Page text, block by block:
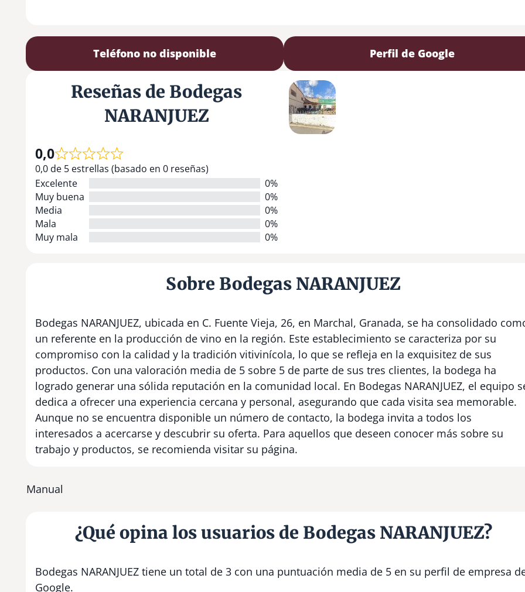
Teléfono no disponible Perfil de Google
Reseñas de Bodegas
NARANJUEZ
0,0
0,0 de 5 estrellas (basado en 0 reseñas)
Excelente
0%
Muy buena
0%
Media
0%
Mala
0%
Muy mala
0%
Sobre Bodegas NARANJUEZ
Bodegas NARANJUEZ, ubicada en C. Fuente Vieja, 26, en Marchal, Granada, se ha consolidado
un referente en la producción de vino en la región. Este establecimiento se caracteriza por su
compromiso con la calidad y la tradición vitivinícola, lo que se refleja en la exquisitez de sus
productos. Con una valoración media de 5 sobre 5 de parte de sus tres clientes, la bodega ha
logrado generar una sólida reputación en la comunidad local. En Bodegas NARANJUEZ, el equipo
dedica a ofrecer una experiencia cercana y personal, asegurando que cada visita sea memorable.
Aunque no se encuentra disponible un número de contacto, la bodega invita a todos los
interesados a acercarse y descubrir su oferta. Para aquellos que deseen conocer más sobre su
trabajo y productos, se recomienda visitar su página.
Manual
¿Qué opina los usuarios de Bodegas NARANJUEZ?
Bodegas NARANJUEZ tiene un total de 3 con una puntuación media de 5 en su perfil de empresa
Google.